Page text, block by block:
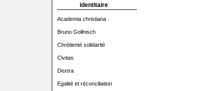
identitaire
Academia christiana
Bruno Gollnisch
Chrétienté solidarité
Civitas
Dextra
Egalité et réconciliation